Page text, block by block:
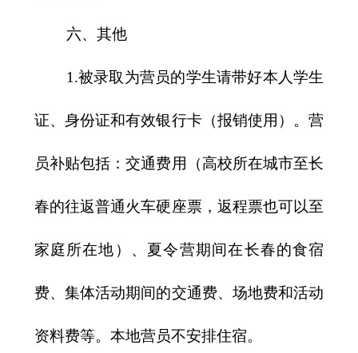
六、其他
1.被录取为营员的学生请带好本人学生
证、身份证和有效银行卡（报销使用）。营
员补贴包括：交通费用（高校所在城市至长
春的往返普通火车硬座票，返程票也可以至
家庭所在地）、夏令营期间在长春的食宿
费、集体活动期间的交通费、场地费和活动
资料费等。本地营员不安排住宿。